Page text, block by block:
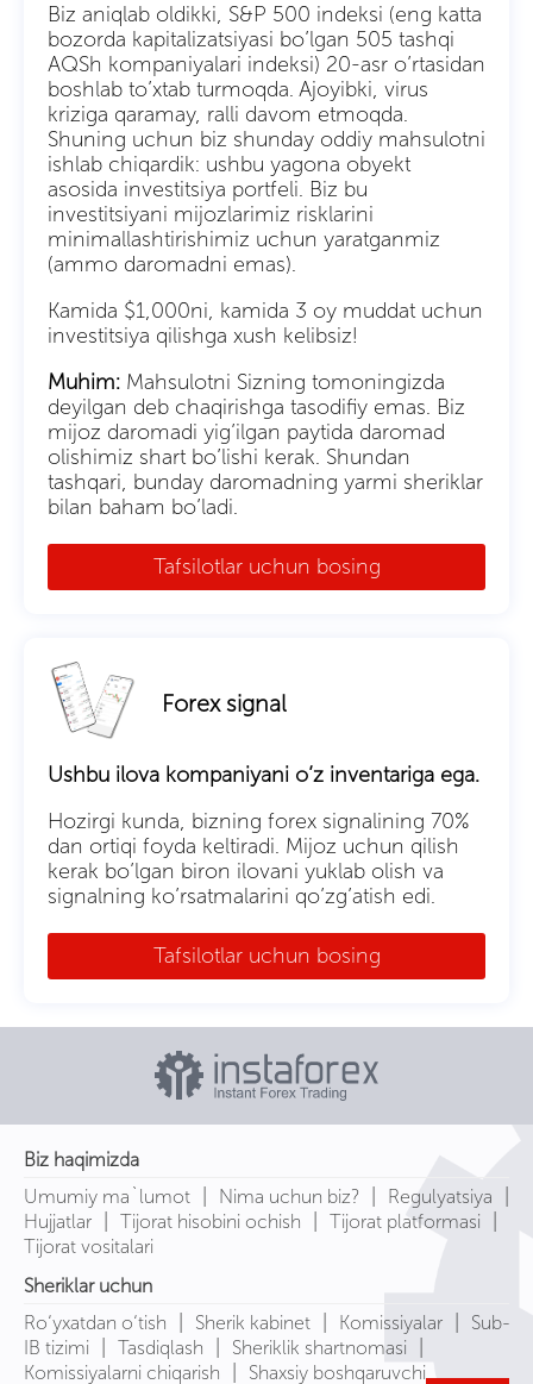
Biz aniqlab oldikki, S&P 500 indeksi (eng katta
bozorda kapitalizatsiyasi bo’lgan 505 tashqi
AQSh kompaniyalari indeksi) 20-asr o’rtasidan
boshlab to’xtab turmoqda. Ajoyibki, virus
kriziga qaramay, ralli davom etmoqda.
Shuning uchun biz shunday oddiy mahsulotni
ishlab chiqardik: ushbu yagona obyekt
asosida investitsiya portfeli. Biz bu
investitsiyani mijozlarimiz risklarini
minimallashtirishimiz uchun yaratganmiz
(ammo daromadni emas).
Kamida $1,000ni, kamida 3 oy muddat uchun
investitsiya qilishga xush kelibsiz!
Muhim: Mahsulotni Sizning tomoningizda
deyilgan deb chaqirishga tasodifiy emas. Biz
mijoz daromadi yig’ilgan paytida daromad
olishimiz shart bo’lishi kerak. Shundan
tashqari, bunday daromadning yarmi sheriklar
bilan baham bo’ladi.
Tafsilotlar uchun bosing
Forex signal
Ushbu ilova kompaniyani o’z inventariga ega.
Hozirgi kunda, bizning forex signalining 70%
dan ortiqi foyda keltiradi. Mijoz uchun qilish
kerak bo’lgan biron ilovani yuklab olish va
signalning ko’rsatmalarini qo’zg’atish edi.
Tafsilotlar uchun bosing
Biz haqimizda
Umumiy ma`lumot
Nima uchun biz? Regulyatsiya
Hujjatlar Tijorat hisobini ochish Tijorat platformasi
Tijorat vositalari
Sheriklar uchun
Ro‘yxatdan o‘tish
Sherik kabinet Komissiyalar
Sub-
IB tizimi
Tasdiqlash Sheriklik shartnomasi
Komissiyalarni chiqarish Shaxsiy boshqaruvchi